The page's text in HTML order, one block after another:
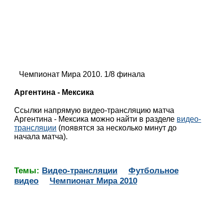
Чемпионат Мира 2010. 1/8 финала
Аргентина - Мексика
Ссылки напрямую видео-трансляцию матча
Аргентина - Мексика можно найти в разделе видео-
трансляции (появятся за несколько минут до
начала матча).
Темы: Видео-трансляции
Футбольное
видео
Чемпионат Мира 2010